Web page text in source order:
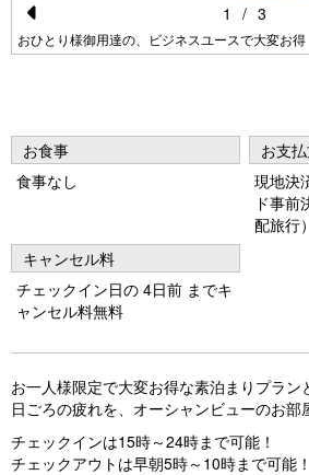
Pr
o
u
おひとり様御用達の、ビジネスユースで大変お得
1 / 3
お食事
食事なし
お支
現地決
ド事前
配旅行）
キャンセル料
チェックイン日の 4日前 までキ
ャンセル料無料
お一人様限定で大変お得な素泊まりプラン
日ごろの疲れを、オーシャンビューのお部
チェックインは15時～24時まで可能！
チェックアウトは早朝5時～10時まで可能！